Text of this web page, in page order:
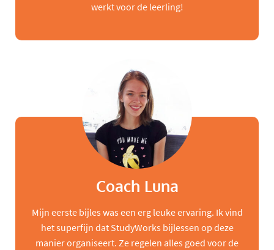
werkt voor de leerling!
Coach Luna
Mijn eerste bijles was een erg leuke ervaring. Ik vind
het superfijn dat StudyWorks bijlessen op deze
manier organiseert. Ze regelen alles goed voor de